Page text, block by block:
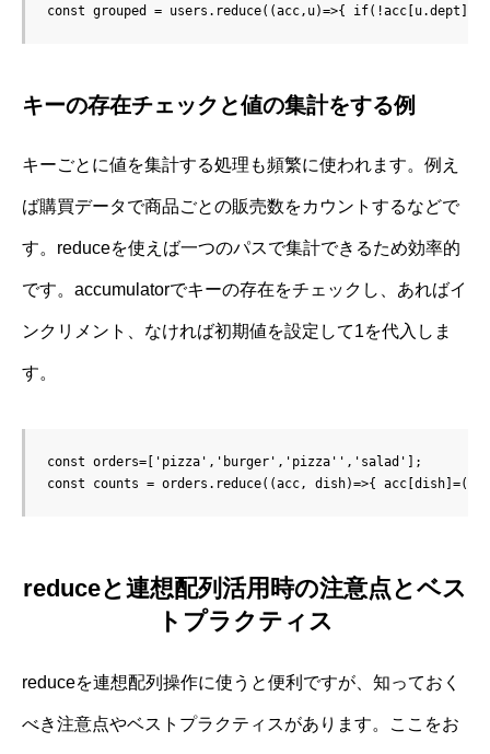
const grouped = users.reduce((acc,u)=>{
キーの存在チェックと値の集計をする例
キーごとに値を集計する処理も頻繁に使われます。例え
ば購買データで商品ごとの販売数をカウントするなどで
す。reduceを使えば一つのパスで集計できるため効率的
です。accumulatorでキーの存在をチェックし、あればイ
ンクリメント、なければ初期値を設定して1を代入しま
す。
const orders=['pizza','burger','pizza'','salad'];
const counts = orders.reduce((acc, dish)=>{
reduceと連想配列活用時の注意点とベス
トプラクティス
reduceを連想配列操作に使うと便利ですが、知っておく
べき注意点やベストプラクティスがあります。ここをお